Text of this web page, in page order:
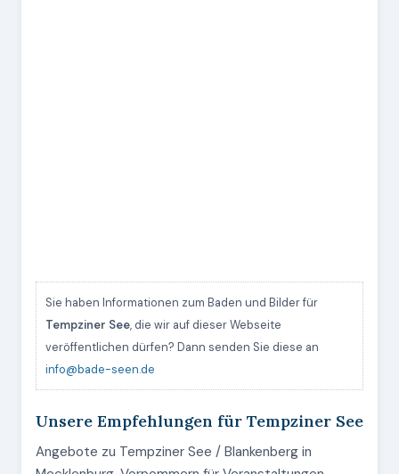
Sie haben Informationen zum Baden und Bilder für
Tempziner See, die wir auf dieser Webseite
veröffentlichen dürfen? Dann senden Sie diese an
info@bade-seen.de
Unsere Empfehlungen für Tempziner See
Angebote zu Tempziner See / Blankenberg in